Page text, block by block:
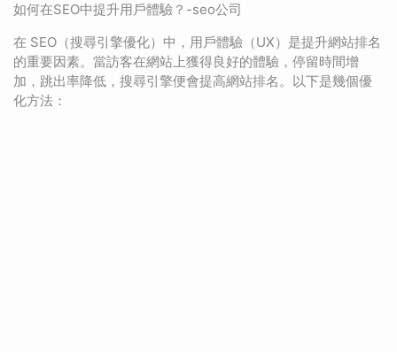
如何在SEO中提升用戶體驗？-seo公司
在 SEO（搜尋引擎優化）中，用戶體驗（UX）是提升網站排名
的重要因素。當訪客在網站上獲得良好的體驗，停留時間增
加，跳出率降低，搜尋引擎便會提高網站排名。以下是幾個優
化方法：